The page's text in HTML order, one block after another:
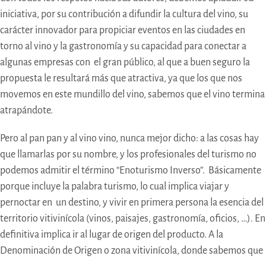
iniciativa, por su contribución a difundir la cultura del vino, su
carácter innovador para propiciar eventos en las ciudades en
torno al vino y la gastronomía y su capacidad para conectar a
algunas empresas con el gran público, al que a buen seguro la
propuesta le resultará más que atractiva, ya que los que nos
movemos en este mundillo del vino, sabemos que el vino termina
atrapándote.
Pero al pan pan y al vino vino, nunca mejor dicho: a las cosas hay
que llamarlas por su nombre, y los profesionales del turismo no
podemos admitir el término “Enoturismo Inverso”. Básicamente
porque incluye la palabra turismo, lo cual implica viajar y
pernoctar en un destino, y vivir en primera persona la esencia del
territorio vitivinícola (vinos, paisajes, gastronomía, oficios, …). En
definitiva implica ir al lugar de origen del producto. A la
Denominación de Origen o zona vitivinícola, donde sabemos que